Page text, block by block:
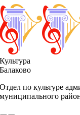
Skip
to
content
Культура
Балаково
Отдел по культуре
муниципального